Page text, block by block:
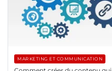
MARKETING ET COMMUNICATION